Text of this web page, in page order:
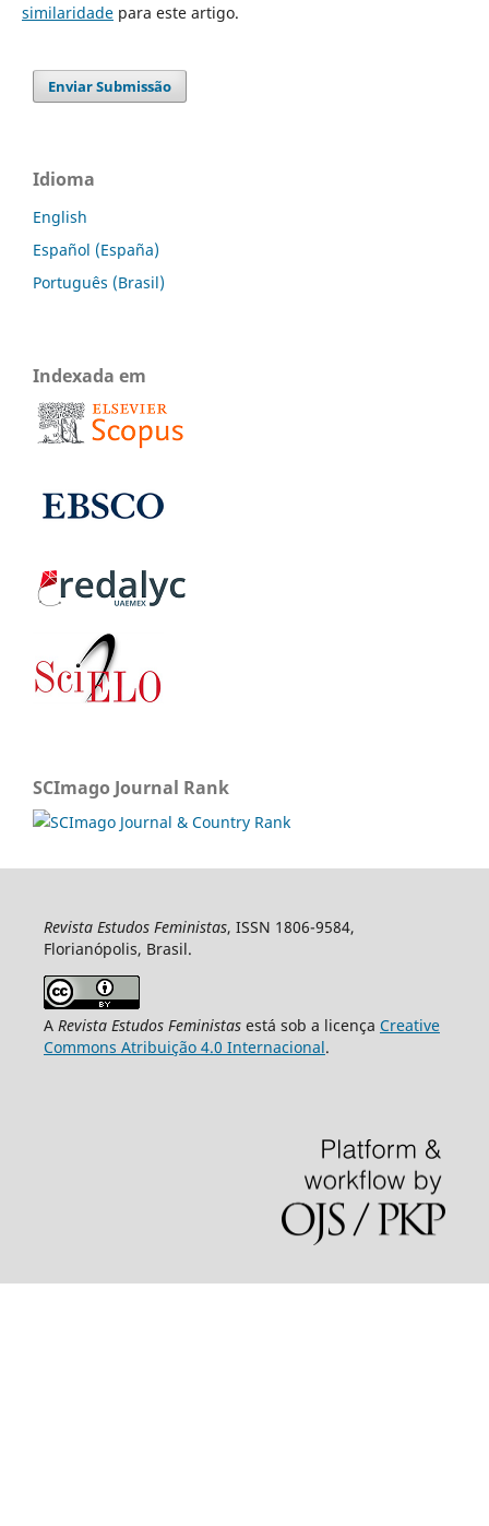
similaridadepara este artigo.
Enviar Submissão
Idioma
English
Español (España)
Português (Brasil)
Indexada em
SCImago Journal Rank
Revista Estudos Feministas, ISSN 1806-9584,
Florianópolis, Brasil.
A Revista Estudos Feministasestá sob a licença Creative
Commons Atribuição 4.0 Internacional.